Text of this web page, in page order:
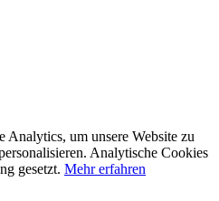
um unsere Website zu
Analytische Cookies
gesetzt. Mehr erfahren